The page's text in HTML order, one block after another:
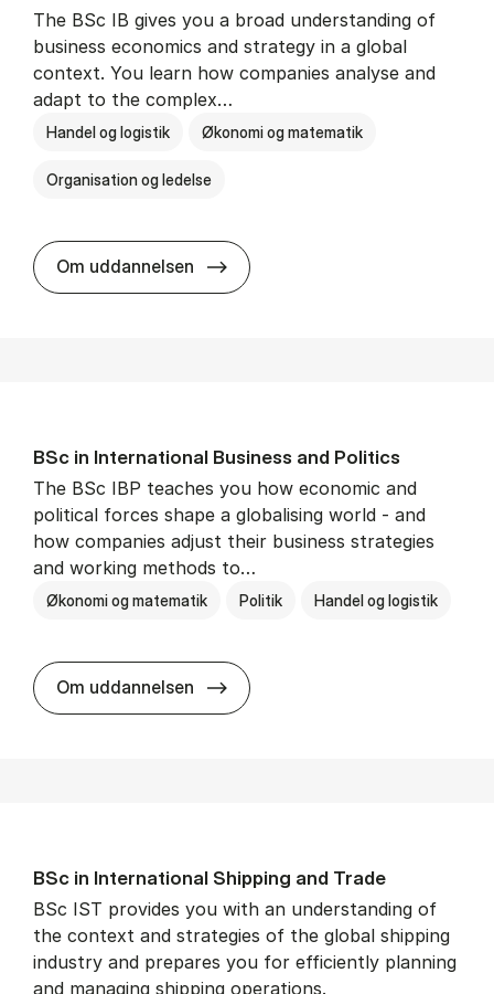
The BSc IB gives you a broad understanding of
business economics and strategy in a global
context. You learn how companies analyse and
adapt to the complex…
Handel og logistik Økonomi og matematik
Organisation og ledelse
Om uddannelsen BSc in In­ter­na­tion­al Busi­ness
BSc in In­ter­na­tion­al Busi­ness and Polit­ics
The BSc IBP teaches you how economic and
political forces shape a globalising world - and
how companies adjust their business strategies
and working methods to…
Økonomi og matematik Politik Handel og logistik
Om uddannelsen BSc in In­ter­na­tion­al Busi­ness
BSc in In­ter­na­tion­al Ship­ping and Trade
BSc IST provides you with an understanding of
the context and strategies of the global shipping
industry and prepares you for efficiently planning
and managing shipping operations.